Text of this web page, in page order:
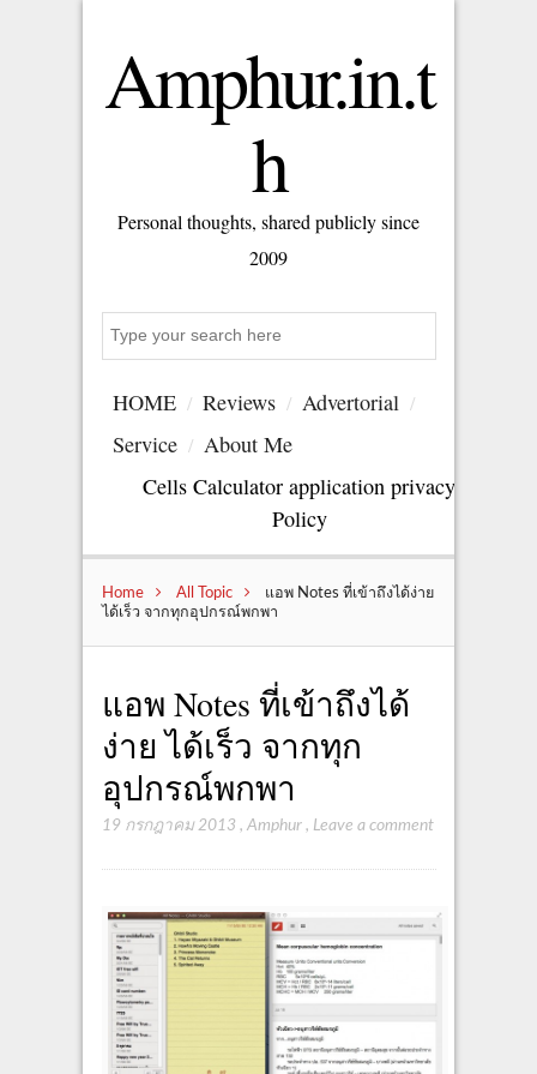
Amphur.in.t
h
Personal thoughts, shared publicly since
2009
HOME Reviews
Advertorial
Service
About Me
Cells Calculator application privacy
Policy
Home All Topic
แอพ Notes ที่เข้าถึงได้ง่าย
ได้เร็ว จากทุกอุปกรณ์พกพา
แอพ Notes ที่เข้าถึงได้
ง่าย ได้เร็ว จากทุก
อุปกรณ์พกพา
19 กรกฎาคม 2013 , Amphur, Leave a comment